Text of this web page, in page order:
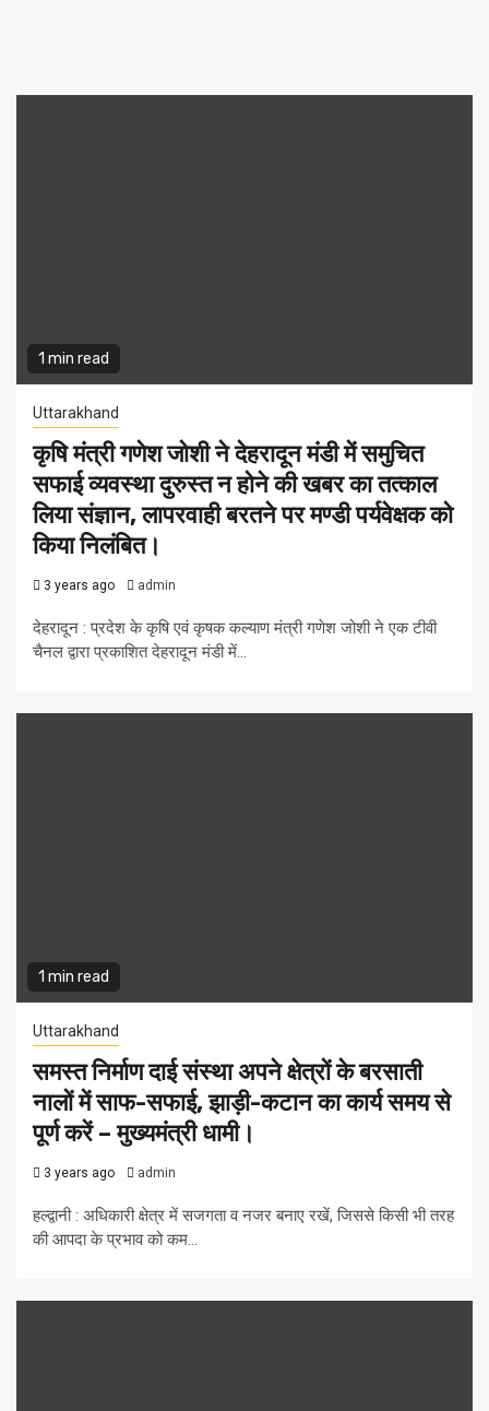
1 min read
Uttarakhand
कृषि मंत्री गणेश जोशी ने देहरादून मंडी में समुचित
सफाई व्यवस्था दुरुस्त न होने की खबर का तत्काल
लिया संज्ञान, लापरवाही बरतने पर मण्डी पर्यवेक्षक को
किया निलंबित।
3 years ago admin
देहरादून : प्रदेश के कृषि एवं कृषक कल्याण मंत्री गणेश जोशी ने एक टीवी
चैनल द्वारा प्रकाशित देहरादून मंडी में...
1 min read
Uttarakhand
समस्त निर्माण दाई संस्था अपने क्षेत्रों के बरसाती
नालों में साफ-सफाई, झाड़ी-कटान का कार्य समय से
पूर्ण करें – मुख्यमंत्री धामी।
3 years ago admin
हल्द्वानी : अधिकारी क्षेत्र में सजगता व नजर बनाए रखें, जिससे किसी भी तरह
की आपदा के प्रभाव को कम...